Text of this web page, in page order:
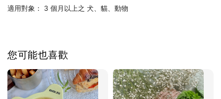
適用對象： 3 個月以上之 犬、貓、動物
您可能也喜歡